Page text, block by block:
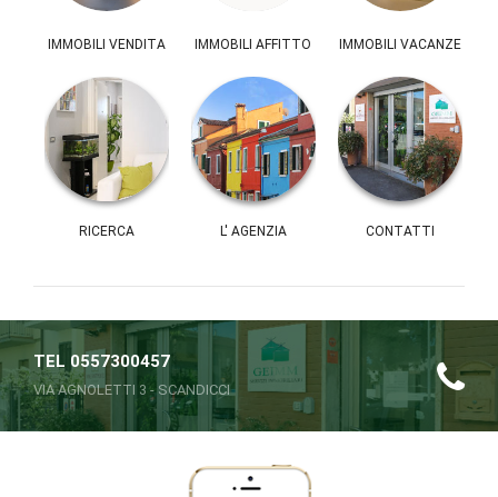
IMMOBILI VENDITA IMMOBILI AFFITTO IMMOBILI VACANZE
RICERCA L' AGENZIA CONTATTI
TEL 0557300457
VIA AGNOLETTI 3 - SCANDICCI